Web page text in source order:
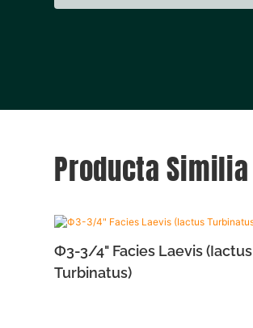
Producta Similia
Ф3-3/4" Facies Laevis (Iactus
Turbinatus)